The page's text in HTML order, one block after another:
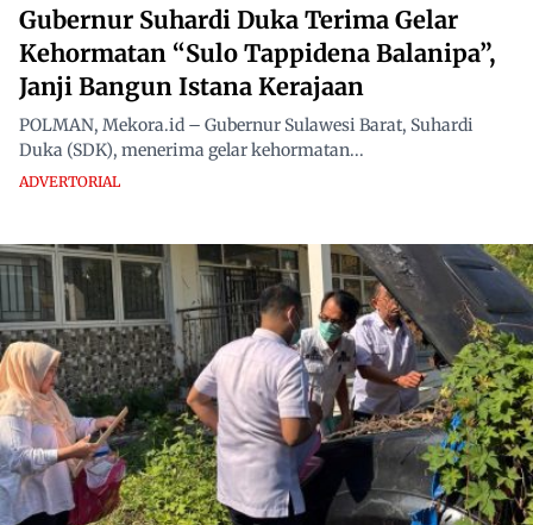
Gubernur Suhardi Duka Terima Gelar
Kehormatan “Sulo Tappidena Balanipa”,
Janji Bangun Istana Kerajaan
POLMAN, Mekora.id – Gubernur Sulawesi Barat, Suhardi
Duka (SDK), menerima gelar kehormatan...
ADVERTORIAL